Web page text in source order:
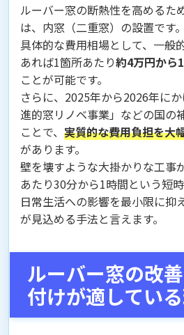
ルーバー窓の断熱性を高めるた
は、内窓（二重窓）の設置です。
具体的な費用相場として、一般
あれば1箇所あたり約4万円から
ことが可能です。
さらに、2025年から2026年に
進的窓リノベ事業」などの国の
ことで、 実質的な費用負担を大
があります。
壁を壊すような大掛かりな工事
あたり30分から1時間という短
日常生活への影響を最小限に抑
が見込める手法と言えます。
ルーバー窓の改
付けが適してい